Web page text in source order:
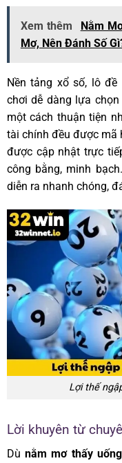
Xem thêm
Nằm
Mơ, Nên Đánh Số
Nền tảng xổ số, lô
chơi dễ dàng lựa
một cách thuận tiện
tài chính đều được mã
được cập nhật trực
công bằng, minh
diễn ra nhanh chóng,
Lợi thế
Lời khuyên từ
Dùnằm mơ thấy